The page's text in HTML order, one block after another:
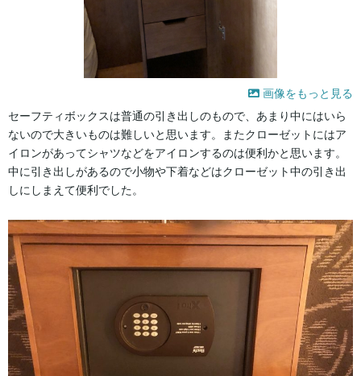
画像をもっと見る
セーフティボックスは普通の引き出しのもので、あまり中にはいら
ないので大きいものは難しいと思います。またクローゼットにはア
イロンがあってシャツなどをアイロンするのは便利かと思います。
中に引き出しがあるので小物や下着などはクローゼット中の引き出
しにしまえて便利でした。